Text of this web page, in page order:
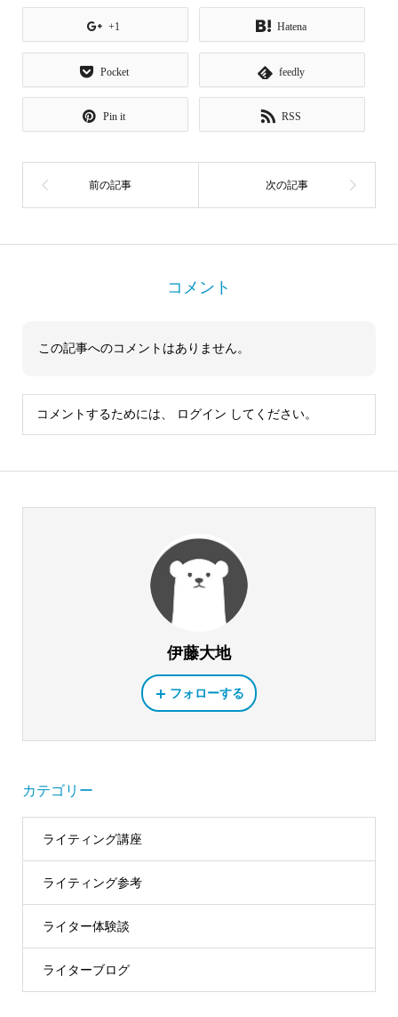
+1 Hatena
Pocket feedly
Pin it RSS
コメント
この記事へのコメントはありません。
コメントするためには、 ログイン してください。
伊藤大地
フォローする
カテゴリー
ライティング講座
ライティング参考
ライター体験談
ライターブログ